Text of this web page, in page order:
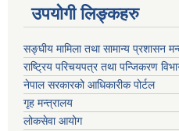
उपयोगी लिङ्कहरु
सङ्घीय मामिला तथा सामान्य प्रशासन
राष्ट्रिय परिचयपत्र तथा पन्जिकरण
नेपाल सरकारको आधिकारीक पोर्टल
गृह मन्त्रालय
लोकसेवा आयोग